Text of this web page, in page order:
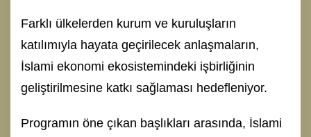
Farklı ülkelerden kurum ve kuruluşların
katılımıyla hayata geçirilecek anlaşmaların,
İslami ekonomi ekosistemindeki işbirliğinin
geliştirilmesine katkı sağlaması hedefleniyor.
Programın öne çıkan başlıkları arasında, İslami